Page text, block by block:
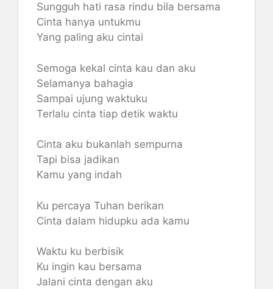
Sungguh hati rasa rindu bila bersama
Cinta hanya untukmu
Yang paling aku cintai
Semoga kekal cinta kau dan aku
Selamanya bahagia
Sampai ujung waktuku
Terlalu cinta tiap detik waktu
Cinta aku bukanlah sempurna
Tapi bisa jadikan
Kamu yang indah
Ku percaya Tuhan berikan
Cinta dalam hidupku ada kamu
Waktu ku berbisik
Ku ingin kau bersama
Jalani cinta dengan aku